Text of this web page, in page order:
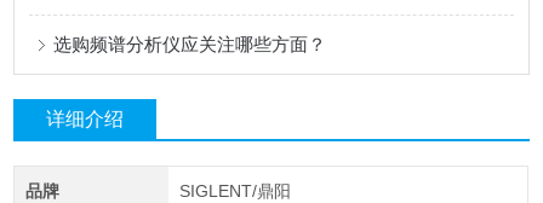
选购频谱分析仪应关注哪些方面？
详细介绍
品牌 SIGLENT/鼎阳